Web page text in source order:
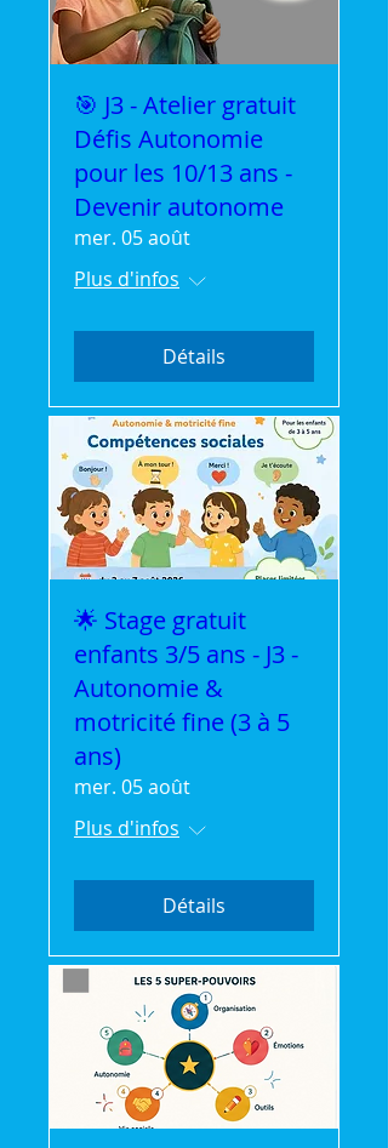
🎯 J3 - Atelier gratuit
Défis Autonomie
pour les 10/13 ans -
Devenir autonome
mer. 05 août
Plus d'infos
Détails
🌟 Stage gratuit
enfants 3/5 ans - J3 -
Autonomie &
motricité fine (3 à 5
ans)
mer. 05 août
Plus d'infos
Détails